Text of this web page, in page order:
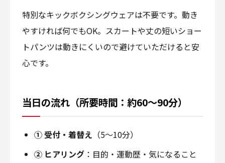
特別なキックボクシングウェアは不要です。動き
やすければ何でもOK。スカートや丈の短いショー
トパンツは動きにくいので避けていただけると安
心です。
当日の流れ（所要時間：約60〜90分）
① 受付・着替え （5〜10分）
② ヒアリング ：目的・運動歴・気になること